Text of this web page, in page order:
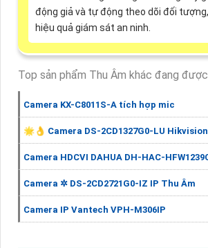
động giả và tự động theo dõi đối
hiệu quả giám sát an ninh.
Top sản phẩm Thu Âm khác đang
Camera KX-C8011S-A tích hợp mic
🌟👌 Camera DS-2CD1327G0-LU
Camera HDCVI DAHUA DH-HAC-
Camera ✲ DS-2CD2721G0-IZ IP Thu Âm
Camera IP Vantech VPH-M306IP